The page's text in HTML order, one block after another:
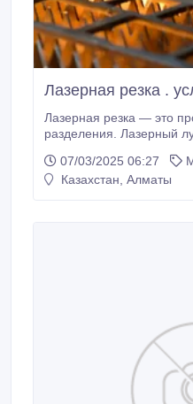
Лазерная резка .
Лазерная резка — это
разделения. Лазерный луч попадает на
сильно, что она плавится и полностью испаряется.
Собственно, сам процесс резки начинается тогда,
07/03/2025 06:27
Казахстан, Алматы